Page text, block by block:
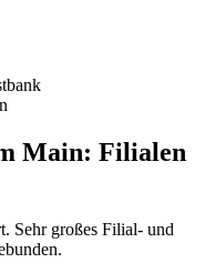
Main: Filialen
Sehr großes Filial- und